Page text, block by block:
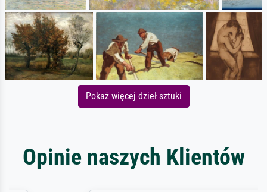
Pokaż więcej dzieł sztuki
Opinie naszych Klientów